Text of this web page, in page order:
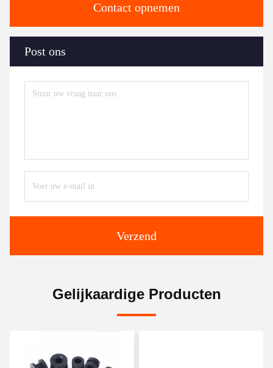
Contact opnemen
Post ons
Verzend
Gelijkaardige Producten